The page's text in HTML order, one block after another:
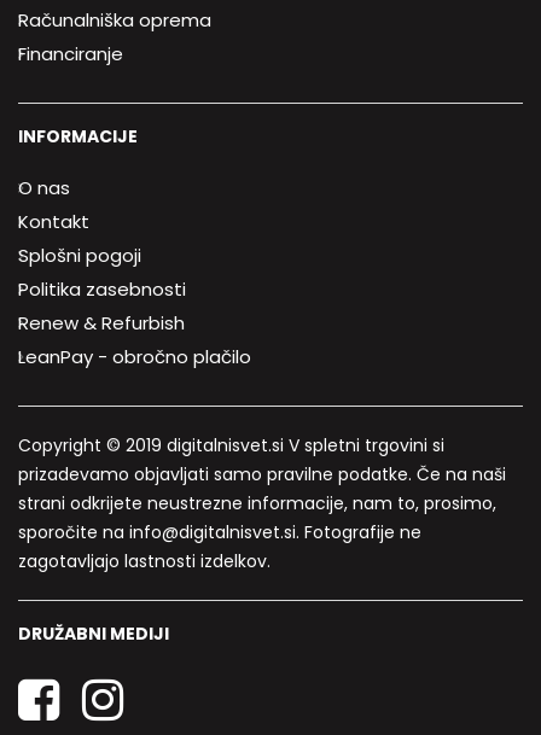
Računalniška oprema
Financiranje
INFORMACIJE
O nas
Kontakt
Splošni pogoji
Politika zasebnosti
Renew & Refurbish
LeanPay - obročno plačilo
Copyright © 2019 digitalnisvet.si V spletni trgovini si
prizadevamo objavljati samo pravilne podatke. Če na naši
strani odkrijete neustrezne informacije, nam to, prosimo,
sporočite na info@digitalnisvet.si. Fotografije ne
zagotavljajo lastnosti izdelkov.
DRUŽABNI MEDIJI